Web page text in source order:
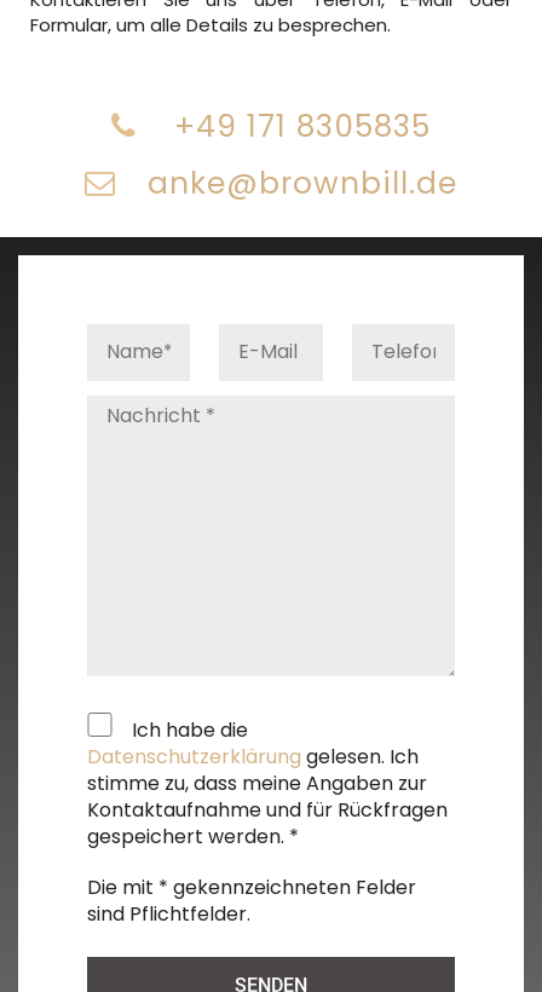
Formular, um alle Details zu besprechen.
+49 171 8305835
anke@brownbill.de
Ich habe die
Datenschutzerklärung gelesen. Ich
stimme zu, dass meine Angaben zur
Kontaktaufnahme und für Rückfragen
gespeichert werden. *
Die mit * gekennzeichneten Felder
sind Pflichtfelder.